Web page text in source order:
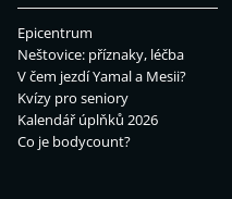
Epicentrum
Neštovice: příznaky, léčba
V čem jezdí Yamal a Mesii?
Kvízy pro seniory
Kalendář úplňků 2026
Co je bodycount?